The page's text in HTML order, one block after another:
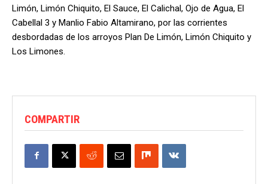
Limón, Limón Chiquito, El Sauce, El Calichal, Ojo de Agua, El
Cabellal 3 y Manlio Fabio Altamirano, por las corrientes
desbordadas de los arroyos Plan De Limón, Limón Chiquito y
Los Limones.
COMPARTIR